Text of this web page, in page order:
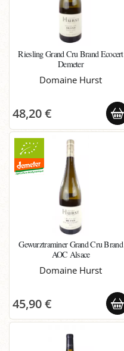
Riesling Grand Cru Brand Ecocert
Demeter
Domaine Hurst
48,20 €
Gewurztraminer Grand Cru Brand
AOC Alsace
Domaine Hurst
45,90 €